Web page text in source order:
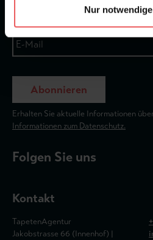
Nur
Abonnieren
Erhalten Sie aktuelle Informationen
Informationen zum Datenschutz.
Folgen Sie uns
Kontakt
TapetenAgentur
Jakobstrasse 66 (Innenhof) |